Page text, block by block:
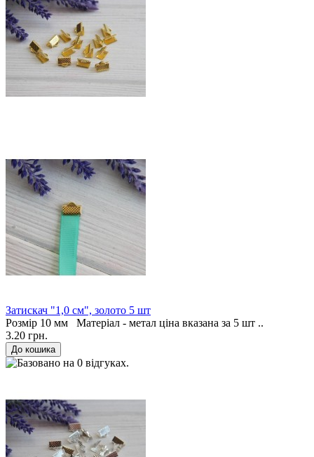
Затискач "1,0 см", золото 5 шт
Розмір 10 мм Матеріал - метал ціна вказана за 5 шт ..
3.20 грн.